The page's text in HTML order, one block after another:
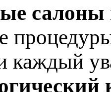
салоны
каждый